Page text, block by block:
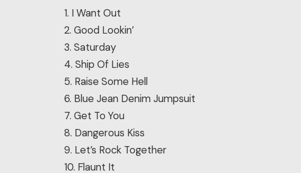
1. I Want Out
2. Good Lookin’
3. Saturday
4. Ship Of Lies
5. Raise Some Hell
6. Blue Jean Denim Jumpsuit
7. Get To You
8. Dangerous Kiss
9. Let’s Rock Together
10. Flaunt It